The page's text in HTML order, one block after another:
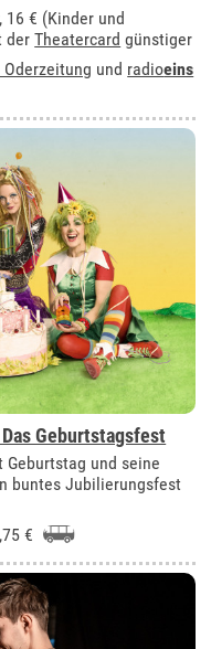
, 16 € (Kinder und
derTheatercard günstiger
und radioeins
Geburtstagsfest
Geburtstag und seine
buntes Jubilierungsfest
€